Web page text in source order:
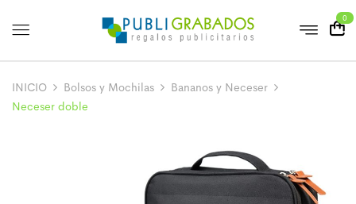
0
INICIO Bolsos y Mochilas
Bananos y Neceser
Neceser doble